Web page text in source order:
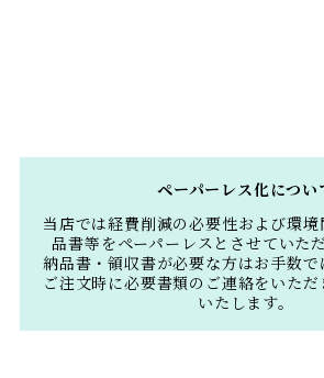
ペーパーレス化につい
当店では経費削減の必要性および環
品書等をペーパーレスとさせていた
納品書・領収書が必要な方はお手数で
ご注文時に必要書類のご連絡をいた
いたします。